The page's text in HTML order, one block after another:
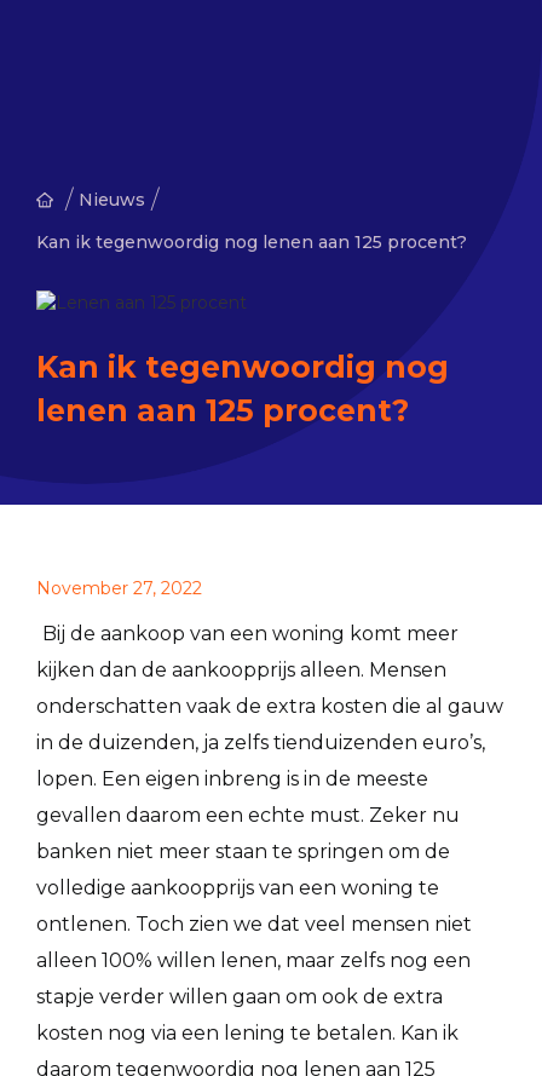
/ Nieuws /
Kan ik tegenwoordig nog lenen aan 125 procent?
Kan ik tegenwoordig nog
lenen aan 125 procent?
November 27, 2022
Bij de aankoop van een woning komt meer
kijken dan de aankoopprijs alleen. Mensen
onderschatten vaak de extra kosten die al gauw
in de duizenden, ja zelfs tienduizenden euro’s,
lopen. Een eigen inbreng is in de meeste
gevallen daarom een echte must. Zeker nu
banken niet meer staan te springen om de
volledige aankoopprijs van een woning te
ontlenen. Toch zien we dat veel mensen niet
alleen 100% willen lenen, maar zelfs nog een
stapje verder willen gaan om ook de extra
kosten nog via een lening te betalen. Kan ik
daarom tegenwoordig nog lenen aan 125